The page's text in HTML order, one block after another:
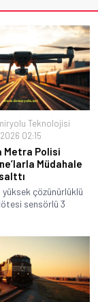
Teknolojisi
02:15
Metra Polisi
Müdahale
çözünürlüklü
sensörlü 3